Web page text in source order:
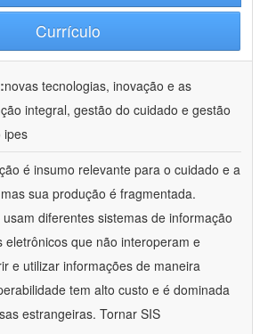
Currículo
novas tecnologias, inovação e as
integral, gestão do cuidado e gestão
ipes
é insumo relevante para o cuidado e a
sua produção é fragmentada.
diferentes sistemas de informação
eletrônicos que não interoperam e
e utilizar informações de maneira
tem alto custo e é dominada
estrangeiras. Tornar SIS